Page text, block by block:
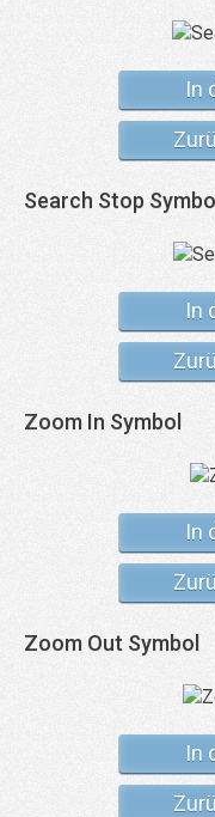
In
Search Stop Symbol
In
Zoom In Symbol
In
Zoom Out Symbol
In